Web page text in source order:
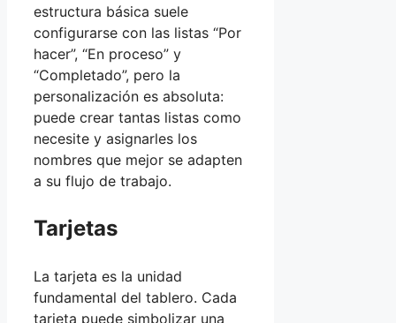
estructura básica suele
configurarse con las listas “Por
hacer”, “En proceso” y
“Completado”, pero la
personalización es absoluta:
puede crear tantas listas como
necesite y asignarles los
nombres que mejor se adapten
a su flujo de trabajo.
Tarjetas
La tarjeta es la unidad
fundamental del tablero. Cada
tarjeta puede simbolizar una